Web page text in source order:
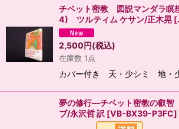
チベット密教 図説マンダラ瞑
4) ツルティム ケサン/正木晃 [
2,500円(税込)
在庫数 1点
カバー付き 天・少シミ 地・
夢の修行―チベット密教の叡
ブ/永沢哲 訳 [VB-BX39-P3FC]